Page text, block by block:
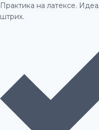
Практика на латексе.
штрих.